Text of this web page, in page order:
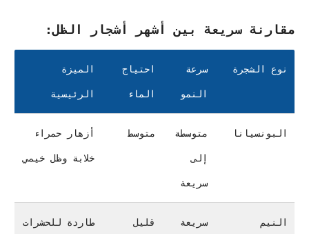
مقارنة سريعة بين أشهر أشجار الظل:
نوع الشجرة سرعة
النمو
احتياج
الماء
الميزة
الرئيسية
البونسيانا متوسطة
إلى
سريعة
متوسط أزهار حمراء
خلابة وظل خيمي
النيم سريعة قليل طاردة للحشرات